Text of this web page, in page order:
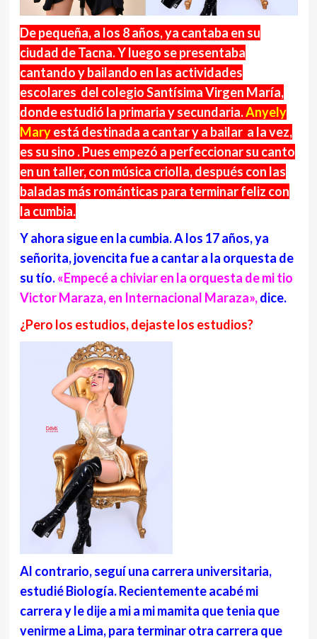
De pequeña, a los 8 años, ya cantaba en su
ciudad de Tacna. Y luego se presentaba
cantando y bailando en las actividades
escolares del colegio Santísima Virgen María,
donde estudió la primaria y secundaria.Anyely
Maryestá destinada a cantar y a bailar a la vez,
es su sino . Pues empezó a perfeccionar su canto
en un taller, con música criolla, después con las
baladas más románticas para terminar feliz con
la cumbia.
Y ahora sigue en la cumbia. A los 17 años, ya
señorita, jovencita fue a cantar a la orquesta de
su tío.«Empecé a chiviar en la orquesta de mi tio
Victor Maraza, en Internacional Maraza»,dice.
¿Pero los estudios, dejaste los estudios?
Al contrario, seguí una carrera universitaria,
estudié Biología. Recientemente acabé mi
carrera y le dije a mi a mi mamita que tenia que
venirme a Lima, para terminar otra carrera que